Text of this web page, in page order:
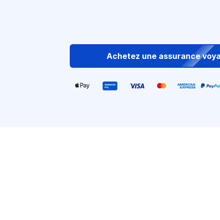
Achetez une assurance